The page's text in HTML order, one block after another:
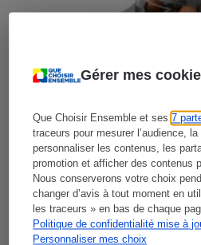
Gérer mes
Que Choisir Ensemble et ses7
traceurs pour mesurer l’audience,
personnaliser les contenus, les
promotion et afficher des contenus
Nous conserverons votre choix
changer d’avis à tout moment en
les traceurs » en bas de chaque
Politique de confidentialité mise à
Personnaliser mes choix